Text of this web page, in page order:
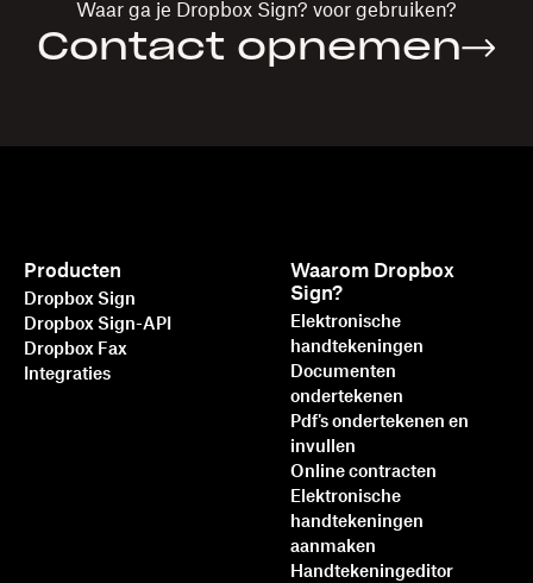
Waar ga je Dropbox Sign? voor gebruiken?
Contact opnemen
Producten
Dropbox Sign
Dropbox Sign-API
Dropbox Fax
Integraties
Waarom Dropbox
Sign?
Elektronische
handtekeningen
Documenten
ondertekenen
Pdf's ondertekenen en
invullen
Online contracten
Elektronische
handtekeningen
aanmaken
Handtekeningeditor